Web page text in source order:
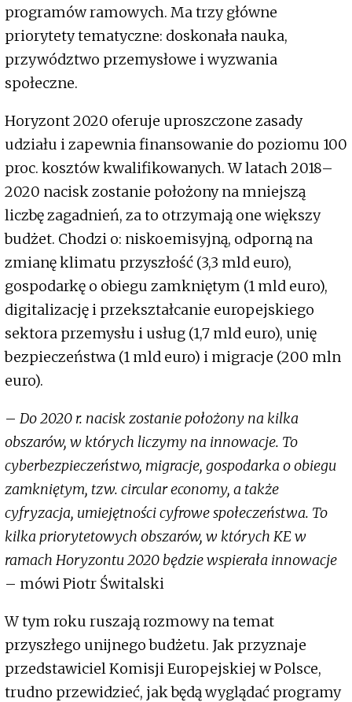
programów ramowych. Ma trzy główne
priorytety tematyczne: doskonała nauka,
przywództwo przemysłowe i wyzwania
społeczne.
Horyzont 2020 oferuje uproszczone zasady
udziału i zapewnia finansowanie do poziomu 100
proc. kosztów kwalifikowanych. W latach 2018–
2020 nacisk zostanie położony na mniejszą
liczbę zagadnień, za to otrzymają one większy
budżet. Chodzi o: niskoemisyjną, odporną na
zmianę klimatu przyszłość (3,3 mld euro),
gospodarkę o obiegu zamkniętym (1 mld euro),
digitalizację i przekształcanie europejskiego
sektora przemysłu i usług (1,7 mld euro), unię
bezpieczeństwa (1 mld euro) i migracje (200 mln
euro).
– Do 2020 r. nacisk zostanie położony na kilka
obszarów, w których liczymy na innowacje. To
cyberbezpieczeństwo, migracje, gospodarka o obiegu
zamkniętym, tzw. circular economy, a także
cyfryzacja, umiejętności cyfrowe społeczeństwa. To
kilka priorytetowych obszarów, w których KE w
ramach Horyzontu 2020 będzie wspierała innowacje
– mówi Piotr Świtalski
W tym roku ruszają rozmowy na temat
przyszłego unijnego budżetu. Jak przyznaje
przedstawiciel Komisji Europejskiej w Polsce,
trudno przewidzieć, jak będą wyglądać programy